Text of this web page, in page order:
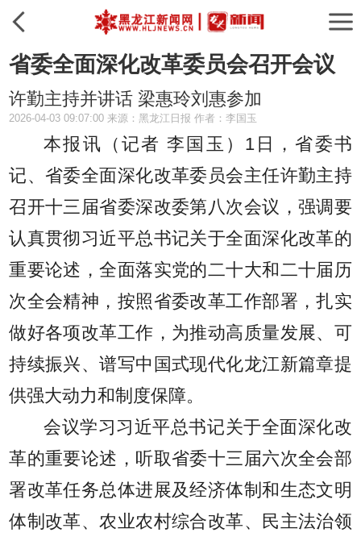
省委全面深化改革委员会召开会议
许勤主持并讲话 梁惠玲刘惠参加
2026-04-03 09:07:00 来源：黑龙江日报 作者：李国玉
本报讯（记者 李国玉） 1日，省委书
记、省委全面深化改革委员会主任许勤主持
召开十三届省委深改委第八次会议，强调要
认真贯彻习近平总书记关于全面深化改革的
重要论述，全面落实党的二十大和二十届历
次全会精神，按照省委改革工作部署，扎实
做好各项改革工作，为推动高质量发展、可
持续振兴、谱写中国式现代化龙江新篇章提
供强大动力和制度保障。
会议学习习近平总书记关于全面深化改
革的重要论述，听取省委十三届六次全会部
署改革任务总体进展及经济体制和生态文明
体制改革、农业农村综合改革、民主法治领